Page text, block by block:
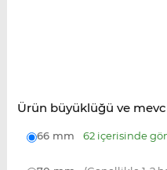
Ürün büyüklüğü ve
66 mm 62 içerisinde